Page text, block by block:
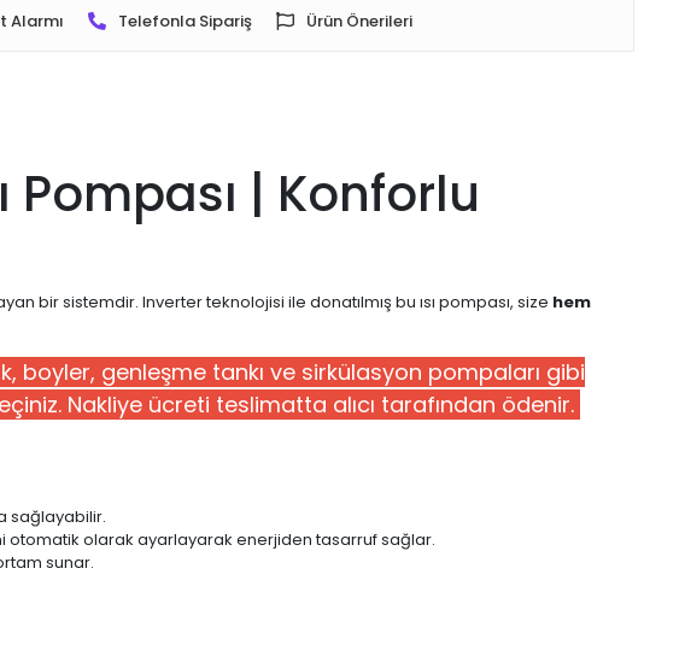
Alarmı Telefonla Sipariş Ürün Önerileri
Pompası | Konforlu
bir sistemdir. Inverter teknolojisi ile donatılmış bu ısı pompası, size hem
boyler, genleşme tankı ve sirkülasyon pompaları gibi
Nakliye ücreti teslimatta alıcı tarafından ödenir.
sağlayabilir.
otomatik olarak ayarlayarak enerjiden tasarruf sağlar.
sunar.